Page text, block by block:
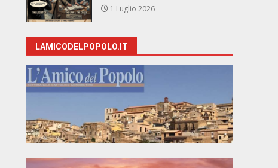
1 Luglio 2026
LAMICODELPOPOLO.IT